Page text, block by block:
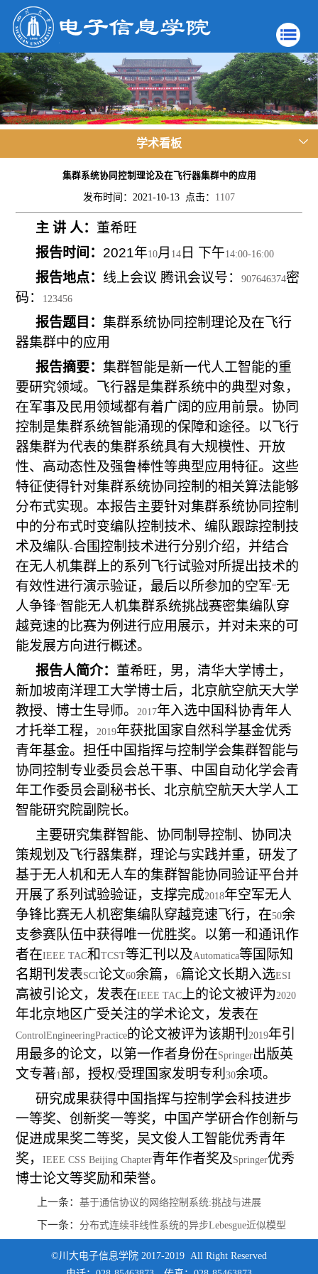
学术看板
集群系统协同控制理论及在飞行器集群中的应用
发布时间：2021-10-13 点击： 1107
主 讲 人： 董希旺
报告时间： 2021年10月 14 日 下午14:00-16:00
报告地点： 线上会议 腾讯会议号：907646374密
码：
123456
报告题目：集群系统协同控制理论及在飞行
器集群中的应用
报告摘要：集群智能是新一代人工智能的重
要研究领域。飞行器是集群系统中的典型对象，
在军事及民用领域都有着广阔的应用前景。协同
控制是集群系统智能涌现的保障和途径。以飞行
器集群为代表的集群系统具有大规模性、开放
性、高动态性及强鲁棒性等典型应用特征。这些
特征使得针对集群系统协同控制的相关算法能够
分布式实现。本报告主要针对集群系统协同控制
中的分布式时变编队控制技术、编队跟踪控制技
术及编队-合围控制技术进行分别介绍，并结合
在无人机集群上的系列飞行试验对所提出技术的
有效性进行演示验证，最后以所参加的空军“无
人争锋”智能无人机集群系统挑战赛密集编队穿
越竞速的比赛为例进行应用展示，并对未来的可
能发展方向进行概述。
报告人简介： 董希旺，男，清华大学博士，
新加坡南洋理工大学博士后，北京航空航天大学
教授、博士生导师。
2017年入选中国科协青年人
才托举工程，
2019年获批国家自然科学基金优秀
青年基金。担任中国指挥与控制学会集群智能与
协同控制专业委员会总干事、中国自动化学会青
年工作委员会副秘书长、北京航空航天大学人工
智能研究院副院长。
主要研究集群智能、协同制导控制、协同决
策规划及飞行器集群，理论与实践并重，研发了
基于无人机和无人车的集群智能协同验证平台并
开展了系列试验验证，支撑完成2018年空军无人
争锋比赛无人机密集编队穿越竞速飞行，在50余
支参赛队伍中获得唯一优胜奖。以第一和通讯作
者在IEEE TAC和TCST等汇刊以及Automatica等国际知
名期刊发表SCI论文60余篇，6篇论文长期入选ESI
高被引论文，发表在IEEE TAC 上的论文被评为2020
年北京地区广受关注的学术论文，发表在
ControlEngineeringPractice的论文被评为该期刊 2019年引
用最多的论文，以第一作者身份在Springer出版英
文专著1部，授权/受理国家发明专利30余项。
研究成果获得中国指挥与控制学会科技进步
一等奖、创新奖一等奖，中国产学研合作创新与
促进成果奖二等奖，吴文俊人工智能优秀青年
奖，IEEE CSS Beijing Chapter青年作者奖及Springer优秀
博士论文等奖励和荣誉。
上一条：基于通信协议的网络控制系统:挑战与进展
下一条： 分布式连续非线性系统的异步Lebesgue近似模型
©川大电子信息学院 2017-2019 All Right Reserved